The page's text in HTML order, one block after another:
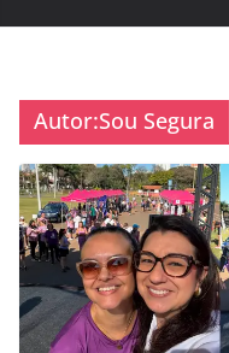
Autor:Sou Segura